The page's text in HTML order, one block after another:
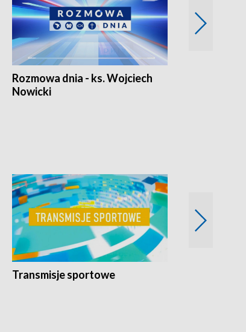
Rozmowa dnia - ks. Wojciech
Nowicki
Transmisje sportowe